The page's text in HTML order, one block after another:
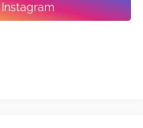
Instagram